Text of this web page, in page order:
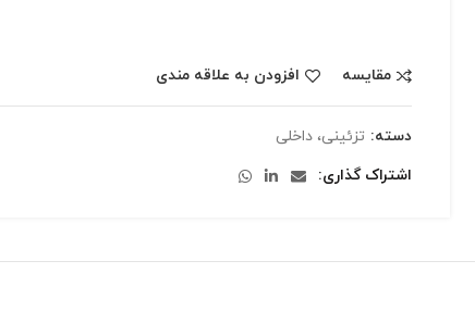
مقایسه افزودن به علاقه مندی
دسته: تزئینی، داخلی
اشتراک گذاری